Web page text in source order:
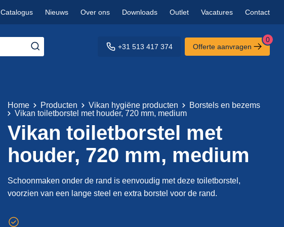
Catalogus Nieuws Over ons Downloads Outlet Vacatures Contact
+31 513 417 374 Offerte aanvragen
0
Home Producten Vikan hygiëne producten
Borstels en bezems
Vikan toiletborstel met houder, 720 mm, medium
Vikan toiletborstel met
houder, 720 mm, medium
Schoonmaken onder de rand is eenvoudig met deze toiletborstel,
voorzien van een lange steel en extra borstel voor de rand.